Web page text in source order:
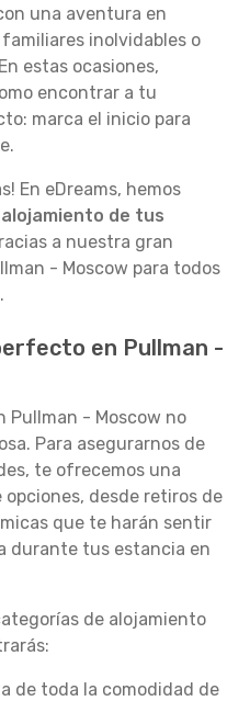
una aventura en
inolvidables o
estas ocasiones,
encontrar a tu
marca el inicio para
En eDreams, hemos
de tus
a nuestra gran
- Moscow para todos
en Pullman -
Pullman - Moscow no
Para asegurarnos de
te ofrecemos una
desde retiros de
que te harán sentir
durante tus estancia en
de alojamiento
de toda la comodidad de